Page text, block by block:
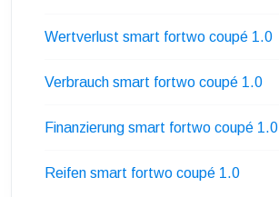
Wertverlust smart fortwo coupé 1.0
Verbrauch smart fortwo coupé 1.0
Finanzierung smart fortwo coupé 1.0
Reifen smart fortwo coupé 1.0